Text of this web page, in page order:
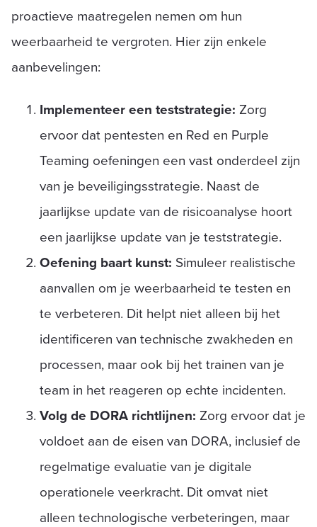
proactieve maatregelen nemen om hun
weerbaarheid te vergroten. Hier zijn enkele
aanbevelingen:
Implementeer een teststrategie: Zorg
ervoor dat pentesten en Red en Purple
Teaming oefeningen een vast onderdeel zijn
van je beveiligingsstrategie. Naast de
jaarlijkse update van de risicoanalyse hoort
een jaarlijkse update van je teststrategie.
Oefening baart kunst: Simuleer realistische
aanvallen om je weerbaarheid te testen en
te verbeteren. Dit helpt niet alleen bij het
identificeren van technische zwakheden en
processen, maar ook bij het trainen van je
team in het reageren op echte incidenten.
Volg de DORA richtlijnen: Zorg ervoor dat je
voldoet aan de eisen van DORA, inclusief de
regelmatige evaluatie van je digitale
operationele veerkracht. Dit omvat niet
alleen technologische verbeteringen, maar